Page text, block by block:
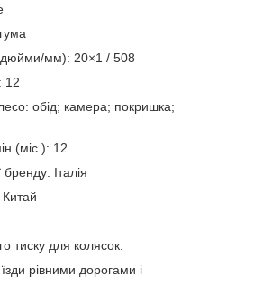
мм): 20×1 / 508
12
обід; камера; покришка;
(міс.): 12
бренду: Італія
тиску для колясок.
рівними дорогами і